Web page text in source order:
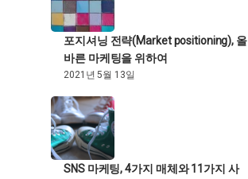
포지셔닝 전략(Market positioning), 올
바른 마케팅을 위하여
2021년 5월 13일
SNS 마케팅, 4가지 매체와 11가지 사